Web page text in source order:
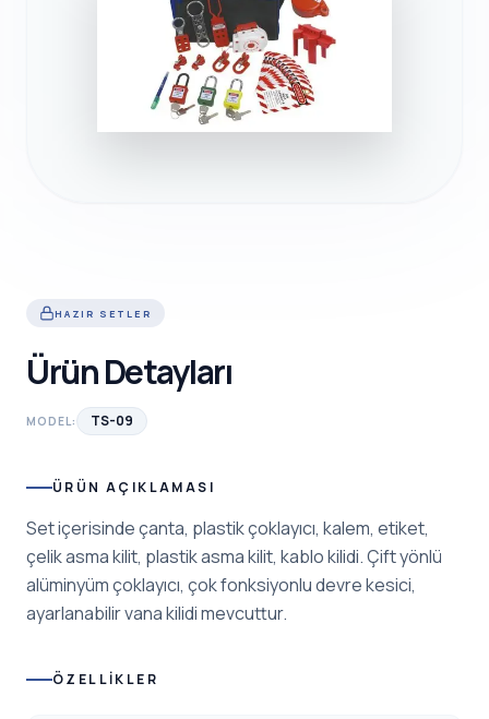
HAZIR SETLER
Ürün Detayları
MODEL: TS-09
ÜRÜN AÇIKLAMASI
Set içerisinde çanta, plastik çoklayıcı, kalem, etiket,
çelik asma kilit, plastik asma kilit, kablo kilidi. Çift yönlü
alüminyüm çoklayıcı, çok fonksiyonlu devre kesici,
ayarlanabilir vana kilidi mevcuttur.
ÖZELLIKLER